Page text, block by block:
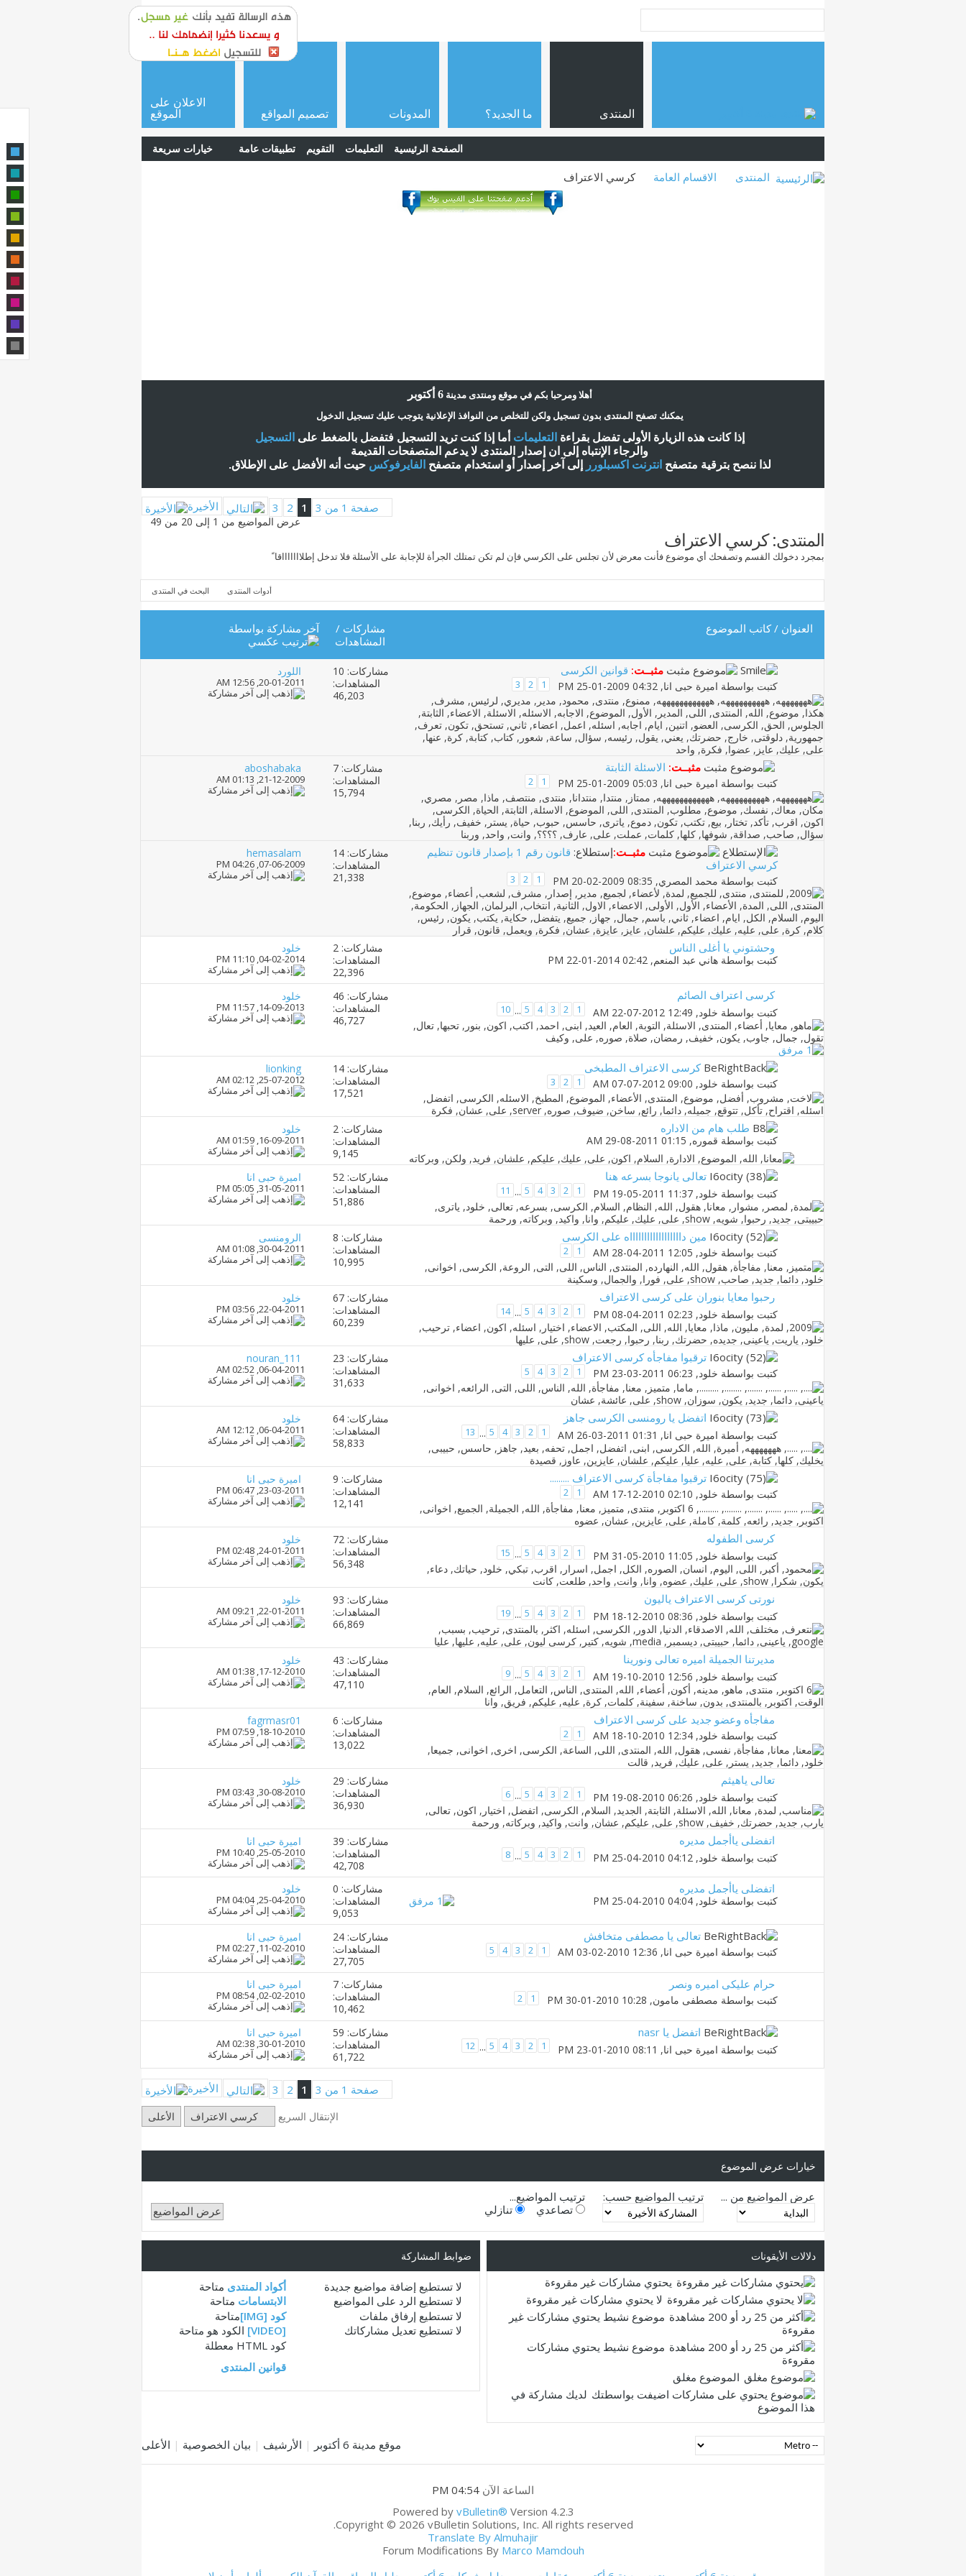
or login
المنتدى
الصفحة الرئيسية التعليمات التقويم تطبيقات عامة خيارات سريعة
ما الجديد؟ المدونات تصميم المواقع
الاعلان على
الموقع
المنتدى الاقسام العامة كرسي الاعتراف
أهلا ومرحبا بكم في موقع ومنتدى مدينة6 أكتوبر
يمكنك تصفح المنتدى بدون تسجيل ولكن للتخلص من النوافذ الإعلانية يتوجب عليك تسجيل الدخول
إذا كانت هذه الزيارة الأولى تفضل بقراءة التعليمات ما إذا كنت تريد التسجيل فتفضل بالضغط على التسجيل
والرجاء الإنتباه إلى ان إصدار المنتدى لا يدعم المتصفحات القديمة
لذا ننصح بترقية متصفح انترنت اكسبلورر إلى آخر إصدار أو استخدام متصفح الفايرفوكس حيت أنه الأفضل على الإطلاق.
صفحة 1 من 3 1
2
3 الأخيرة
عرض المواضيع من 1 إلى 20 من 49
المنتدى:كرسي الاعتراف
بمجرد دخولك القسم وتصفحك أي موضوع فأنت معرض لأن تجلس على الكرسي فإن لم تكن تمتلك الجرأة للإجابة على الأسئلة فلا تدخل إطلاااااااقا ً
أدوات المنتدى البحث في المنتدى
العنوان /كاتب الموضوع مشاركات /
المشاهدات
آخر مشاركة بواسطة
مثبــت: قوانين الكرسى
كتبت بواسطة اميرة حبى انا‏, 25-01-2009 04:32 PM
1
2
3
مشاركات: 10
المشاهدات:
46,203
اللورد
20-01-2011,
12:56 AM
مثبــت: الاسئلة الثابتة
كتبت بواسطة اميرة حبى انا‏, 25-01-2009 05:03 PM
1
2
مشاركات: 7
المشاهدات:
15,794
aboshabaka
21-12-2009,
01:13 AM
مثبــت:إستطلاع:
قانون رقم 1 بإصدار قانون تنظيم
كرسي الاعتراف
كتبت بواسطة محمد المصري‏, 20-02-2009 08:35 PM
1
2
3
مشاركات: 14
المشاهدات:
21,338
hemasalam
07-06-2009,
04:26 PM
وحشتوني يا أغلى الناس
كتبت بواسطة هاني عبد المنعم‏, 22-01-2014 02:42 PM
مشاركات: 2
المشاهدات:
22,396
خلود
04-02-2014,
11:10 PM
كرسى اعتراف الصائم
كتبت بواسطة خلود‏, 22-07-2012 12:49 AM
1
2
3
4
5
...
10
مشاركات: 46
المشاهدات:
46,727
خلود
14-09-2013,
11:57 PM
كرسى الاعتراف المطبخى
كتبت بواسطة خلود‏, 07-07-2012 09:00 AM
1
2
3
مشاركات: 14
المشاهدات:
17,521
lionking
25-07-2012,
02:12 AM
طلب هام من الاداره
كتبت بواسطة قموره‏, 29-08-2011 01:15 AM
مشاركات: 2
المشاهدات:
9,145
خلود
16-09-2011,
01:59 AM
تعالى يانوجا بسرعه هنا
كتبت بواسطة خلود‏, 19-05-2011 11:37 PM
1
2
3
4
5
...
11
مشاركات: 52
المشاهدات:
51,886
اميرة حبى انا
31-05-2011,
05:05 PM
مين دااااااااااااااااااه على الكرسى
كتبت بواسطة خلود‏, 28-04-2011 12:05 AM
1
2
مشاركات: 8
المشاهدات:
10,995
الرومنسى
30-04-2011,
01:08 AM
رحبوا معايا بنوران على كرسى الاعتراف
كتبت بواسطة خلود‏, 08-04-2011 02:23 PM
1
2
3
4
5
...
14
مشاركات: 67
المشاهدات:
60,239
خلود
22-04-2011,
03:56 PM
ترقبوا مفاجأه كرسى الاعتراف
كتبت بواسطة خلود‏, 23-03-2011 06:23 PM
1
2
3
4
5
مشاركات: 23
المشاهدات:
31,633
nouran_111
06-04-2011,
02:52 AM
اتفضل يا رومنسى الكرسى جاهز
كتبت بواسطة اميرة حبى انا‏, 26-03-2011 01:31 AM
1
2
3
4
5
...
13
مشاركات: 64
المشاهدات:
58,833
خلود
06-04-2011,
12:12 AM
ترقبوا مفاجأة كرسى الاعتراف .........
كتبت بواسطة خلود‏, 17-12-2010 02:10 AM
1
2
مشاركات: 9
المشاهدات:
12,141
اميرة حبى انا
23-03-2011,
06:47 PM
كرسى الطفوله
كتبت بواسطة خلود‏, 31-05-2010 11:05 PM
1
2
3
4
5
...
15
مشاركات: 72
المشاهدات:
56,348
خلود
24-01-2011,
02:48 PM
نورتى كرسى الاعتراف ياليون
كتبت بواسطة خلود‏, 18-12-2010 08:36 PM
1
2
3
4
5
...
19
مشاركات: 93
المشاهدات:
66,869
خلود
22-01-2011,
09:21 AM
مديرتنا الجميلة اميره تعالى ونورينا
كتبت بواسطة خلود‏, 19-10-2010 12:56 AM
1
2
3
4
5
...
9
مشاركات: 43
المشاهدات:
47,110
خلود
17-12-2010,
01:38 AM
مفاجأه وعضو جديد على كرسى الاعتراف
كتبت بواسطة خلود‏, 18-10-2010 12:34 AM
1
2
مشاركات: 6
المشاهدات:
13,022
fagrmasr01
18-10-2010,
07:59 PM
تعالى ياهيثم
كتبت بواسطة خلود‏, 19-08-2010 06:26 PM
1
2
3
4
5
...
6
مشاركات: 29
المشاهدات:
36,930
خلود
30-08-2010,
03:43 PM
اتفضلى ياأجمل مديره
كتبت بواسطة خلود‏, 25-04-2010 04:12 PM
1
2
3
4
5
...
8
مشاركات: 39
المشاهدات:
42,708
اميرة حبى انا
25-05-2010,
10:40 PM
اتفضلى ياأجمل مديره
كتبت بواسطة خلود‏, 25-04-2010 04:04 PM
مشاركات: 0
المشاهدات:
9,053
خلود
25-04-2010,
04:04 PM
تعالى يا مصطفى متخافش
كتبت بواسطة اميرة حبى انا‏, 03-02-2010 12:36 AM
1
2
3
4
5
مشاركات: 24
المشاهدات:
27,705
اميرة حبى انا
11-02-2010,
02:27 PM
حرام عليكى اميره ونصر
كتبت بواسطة مصطفى مامون‏, 30-01-2010 10:28 PM
1
2
مشاركات: 7
المشاهدات:
10,462
اميرة حبى انا
02-02-2010,
08:54 PM
اتفضل يا nasr
كتبت بواسطة اميرة حبى انا‏, 23-01-2010 08:11 PM
1
2
3
4
5
...
12
مشاركات: 59
المشاهدات:
61,722
اميرة حبى انا
30-01-2010,
02:38 AM
صفحة 1 من 3 1
2
3 الأخيرة
الإنتقال السريع كرسي الاعتراف الأعلى
خيارات عرض الموضوع
عرض المواضيع من ... ترتيب المواضيع حسب:
ترتيب المواضيع...
تصاعدي
تنازلي
دلالات الأيقونات
يحتوي مشاركات غير مقروءة
لا يحتوي مشاركات غير مقروءة
موضوع نشيط يحتوي مشاركات غير
مقروءة
موضوع نشيط يحتوي مشاركات
مقروءة
الموضوع مغلق
لديك مشاركة في
هذا الموضوع
ضوابط المشاركة
لا تستطيع إضافة مواضيع جديدة
لا تستطيع الرد على المواضيع
لا تستطيع إرفاق ملفات
لا تستطيع تعديل مشاركاتك
أكواد المنتدى متاحة
الابتسامات متاحة
كود [IMG]
متاحة
[VIDEO]
الكود هو متاحة
كود HTML
معطلة
قوانين المنتدى
موقع مدينة 6 أكتوبر | الأرشيف | بيان الخصوصية | الأعلى
الساعة الآن 04:54 PM
Powered by vBulletin® Version 4.2.3
Copyright © 2026 vBulletin Solutions, Inc. All rights reserved.
Translate By Almuhajir
Forum Modifications By Marco Mamdouh